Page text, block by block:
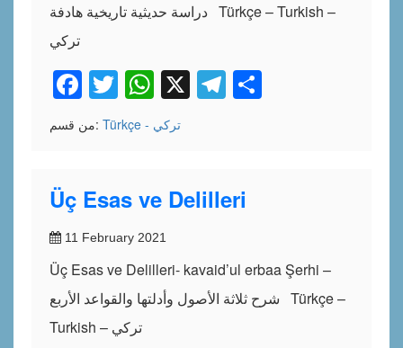
دراسة حديثية تاريخية هادفة Türkçe – Turkish –
تركي
Facebook
Twitter
WhatsApp
X Telegram
من قسم: Türkçe - تركي
Üç Esas ve Delilleri
11 February 2021
Üç Esas ve Delilleri- kavaid’ul erbaa Şerhi –
شرح ثلاثة الأصول وأدلتها والقواعد الأربع Türkçe –
Turkish – تركي